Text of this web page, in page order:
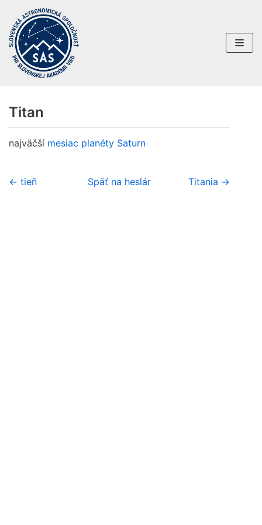
Preskočiť
na
obsah
Titan
najväčší mesiac planéty Saturn
← tieň Späť na heslár Titania →